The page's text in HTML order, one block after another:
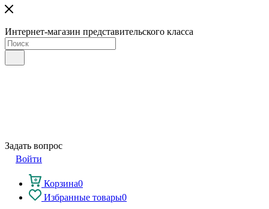
Интернет-магазин представительского класса
Задать вопрос
Войти
Корзина0
Избранные товары0